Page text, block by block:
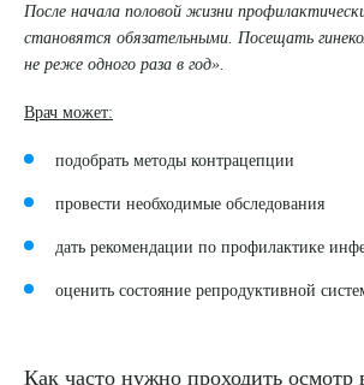
После начала половой жизни
становятся обязательными. Посещать
не реже одного раза в год».
Врач может:
подобрать методы контрацепции
провести необходимые обследования
дать рекомендации по профилактике
оценить состояние репродуктивной
Как часто нужно проходить осмотр